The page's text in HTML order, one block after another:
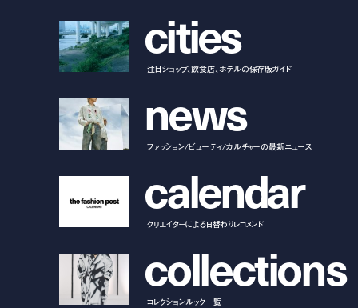
cities
注目ショップ、飲食店、ホテルの保存版ガイド
news
ファッション/ビューティ/カルチャーの最新ニュース
calendar
クリエイターによる日替わりレコメンド
collections
コレクションルック一覧